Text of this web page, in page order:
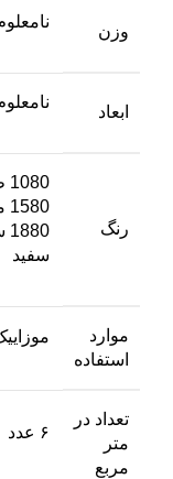
وزن
ابعاد
رنگ
1080 طوسی
1580 مشکی
1880 سبز سدری
سفید
موارد
استفاده
تعداد در
متر
مربع
۶ عدد